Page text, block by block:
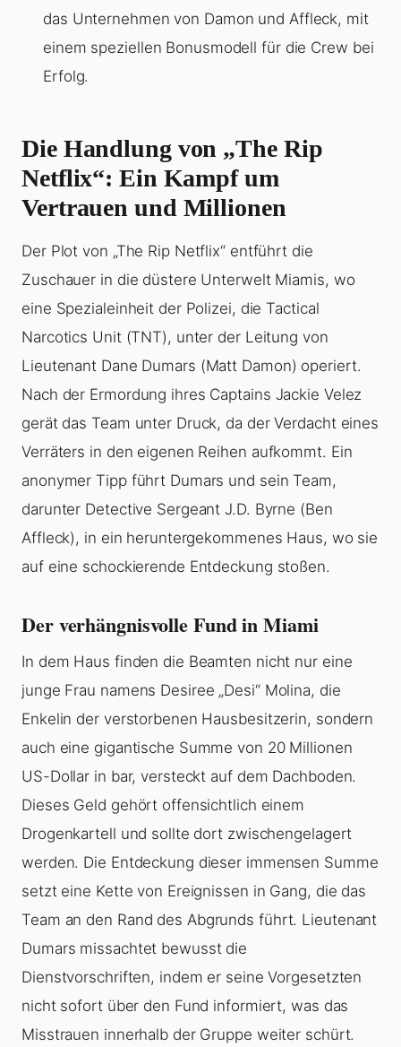
das Unternehmen von Damon und Affleck, mit
einem speziellen Bonusmodell für die Crew bei
Erfolg.
Die Handlung von „The Rip
Netflix“: Ein Kampf um
Vertrauen und Millionen
Der Plot von „The Rip Netflix“ entführt die
Zuschauer in die düstere Unterwelt Miamis, wo
eine Spezialeinheit der Polizei, die Tactical
Narcotics Unit (TNT), unter der Leitung von
Lieutenant Dane Dumars (Matt Damon) operiert.
Nach der Ermordung ihres Captains Jackie Velez
gerät das Team unter Druck, da der Verdacht eines
Verräters in den eigenen Reihen aufkommt. Ein
anonymer Tipp führt Dumars und sein Team,
darunter Detective Sergeant J.D. Byrne (Ben
Affleck), in ein heruntergekommenes Haus, wo sie
auf eine schockierende Entdeckung stoßen.
Der verhängnisvolle Fund in Miami
In dem Haus finden die Beamten nicht nur eine
junge Frau namens Desiree „Desi“ Molina, die
Enkelin der verstorbenen Hausbesitzerin, sondern
auch eine gigantische Summe von 20 Millionen
US-Dollar in bar, versteckt auf dem Dachboden.
Dieses Geld gehört offensichtlich einem
Drogenkartell und sollte dort zwischengelagert
werden. Die Entdeckung dieser immensen Summe
setzt eine Kette von Ereignissen in Gang, die das
Team an den Rand des Abgrunds führt. Lieutenant
Dumars missachtet bewusst die
Dienstvorschriften, indem er seine Vorgesetzten
nicht sofort über den Fund informiert, was das
Misstrauen innerhalb der Gruppe weiter schürt.